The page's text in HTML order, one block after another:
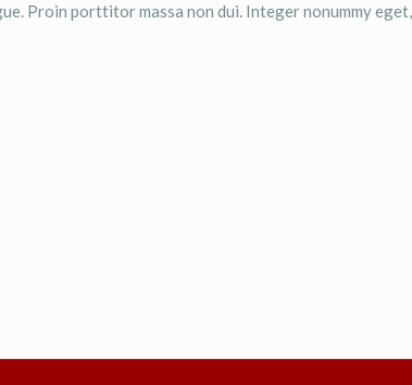
Proin porttitor massa non dui. Integer nonummy